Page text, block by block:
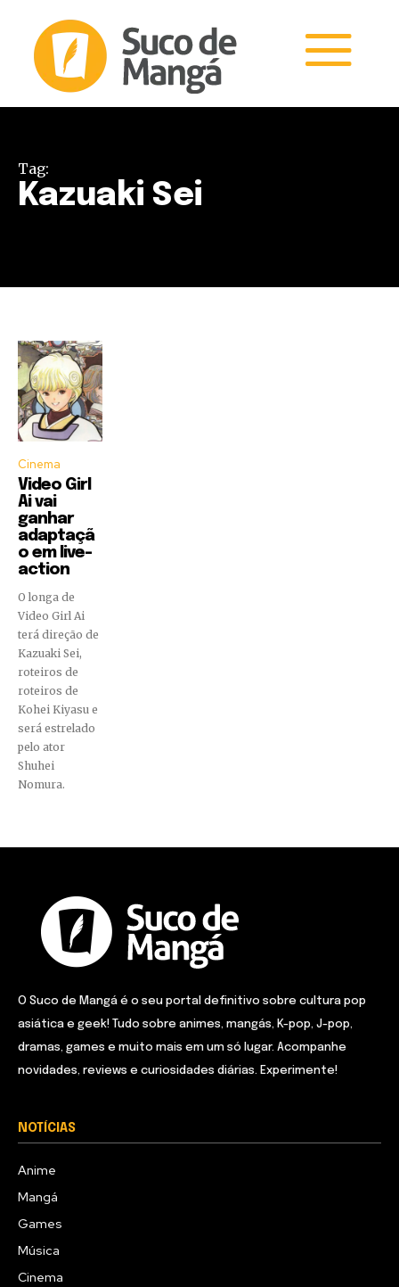
Tag:
Kazuaki Sei
Cinema
Video Girl
Ai vai
ganhar
adaptaçã
o em live-
action
O longa de
Video Girl Ai
terá direção de
Kazuaki Sei,
roteiros de
roteiros de
Kohei Kiyasu e
será estrelado
pelo ator
Shuhei
Nomura.
O Suco de Mangá é o seu portal definitivo sobre cultura pop
asiática e geek! Tudo sobre animes, mangás, K-pop, J-pop,
dramas, games e muito mais em um só lugar. Acompanhe
novidades, reviews e curiosidades diárias. Experimente!
NOTÍCIAS
Anime
Mangá
Games
Música
Cinema